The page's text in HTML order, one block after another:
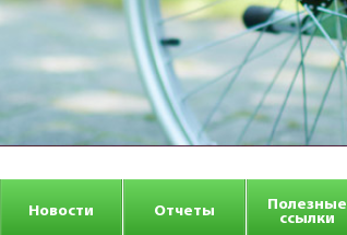
Новости Отчеты
Полезные
ссылки